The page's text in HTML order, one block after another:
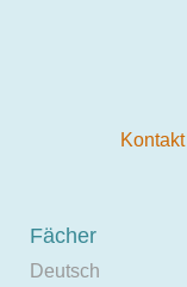
Kontakt
Fächer
Deutsch